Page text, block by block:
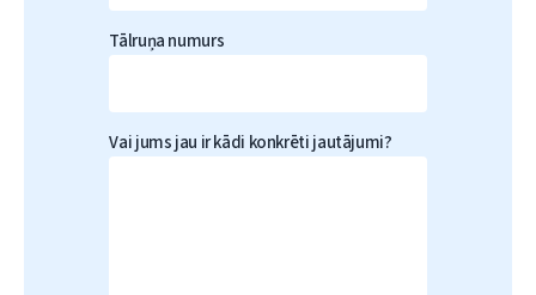
Tālruņa numurs
Vai jums jau ir kādi konkrēti jautājumi?